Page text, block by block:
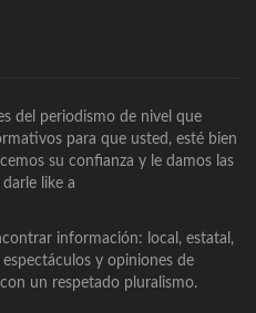
del periodismo de nivel que
para que usted, esté bien
su confianza y le damos las
like a
información: local, estatal,
y opiniones de
un respetado pluralismo.